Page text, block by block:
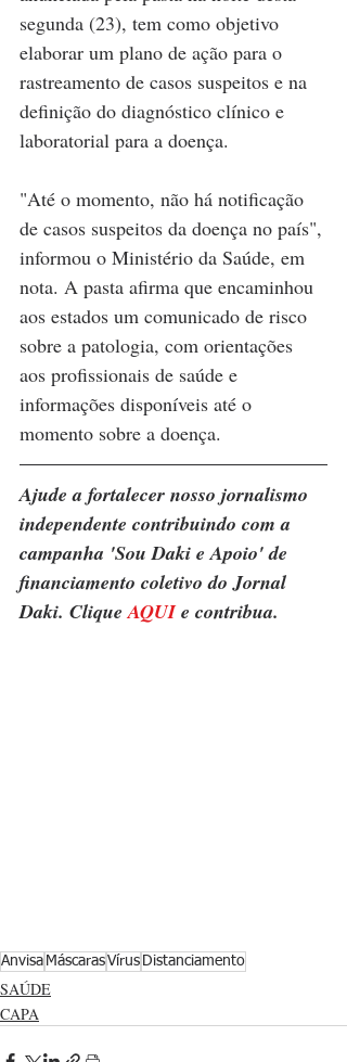
segunda (23), tem como objetivo
elaborar um plano de ação para o
rastreamento de casos suspeitos e na
definição do diagnóstico clínico e
laboratorial para a doença.
"Até o momento, não há notificação
de casos suspeitos da doença no país",
informou o Ministério da Saúde, em
nota. A pasta afirma que encaminhou
aos estados um comunicado de risco
sobre a patologia, com orientações
aos profissionais de saúde e
informações disponíveis até o
momento sobre a doença.
Ajude a fortalecer nosso jornalismo
independente contribuindo com a
campanha 'Sou Daki e Apoio' de
financiamento coletivo do Jornal
Daki. Clique AQUI e contribua.
Anvisa MáscarasVírus Distanciamento
SAÚDE
CAPA